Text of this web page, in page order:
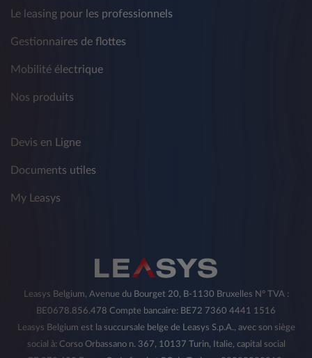
Le leasing pour les professionnels
Gestionnaires de flottes
Mobilité électrique
Nos produits
Devis en Ligne
Documents utiles
My Leasys
Leasys Belgium, Avenue du Bourget 20, B-1130 Bruxelles N° TVA :
BE0678.856.478 Compte bancaire: BE72 7360 4441 1516
Leasys Belgium est la succursale belge de Leasys S.p.A., avec son siège
social à: Corso Orbassano n. 367, 10137 Turin, Italie, capital social